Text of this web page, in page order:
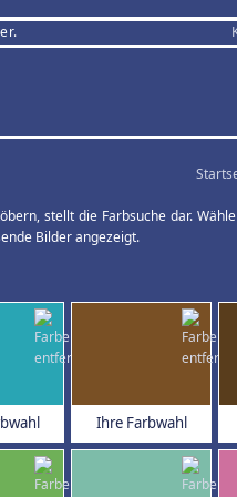
stellt die Farbsuche dar.
Bilder angezeigt.
Ihre Farbwahl